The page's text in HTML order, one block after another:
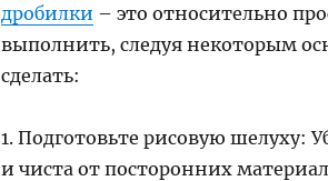
дробилки – это относительно
выполнить, следуя некоторым
сделать:
1. Подготовьте рисовую шелуху:
и чиста от посторонних